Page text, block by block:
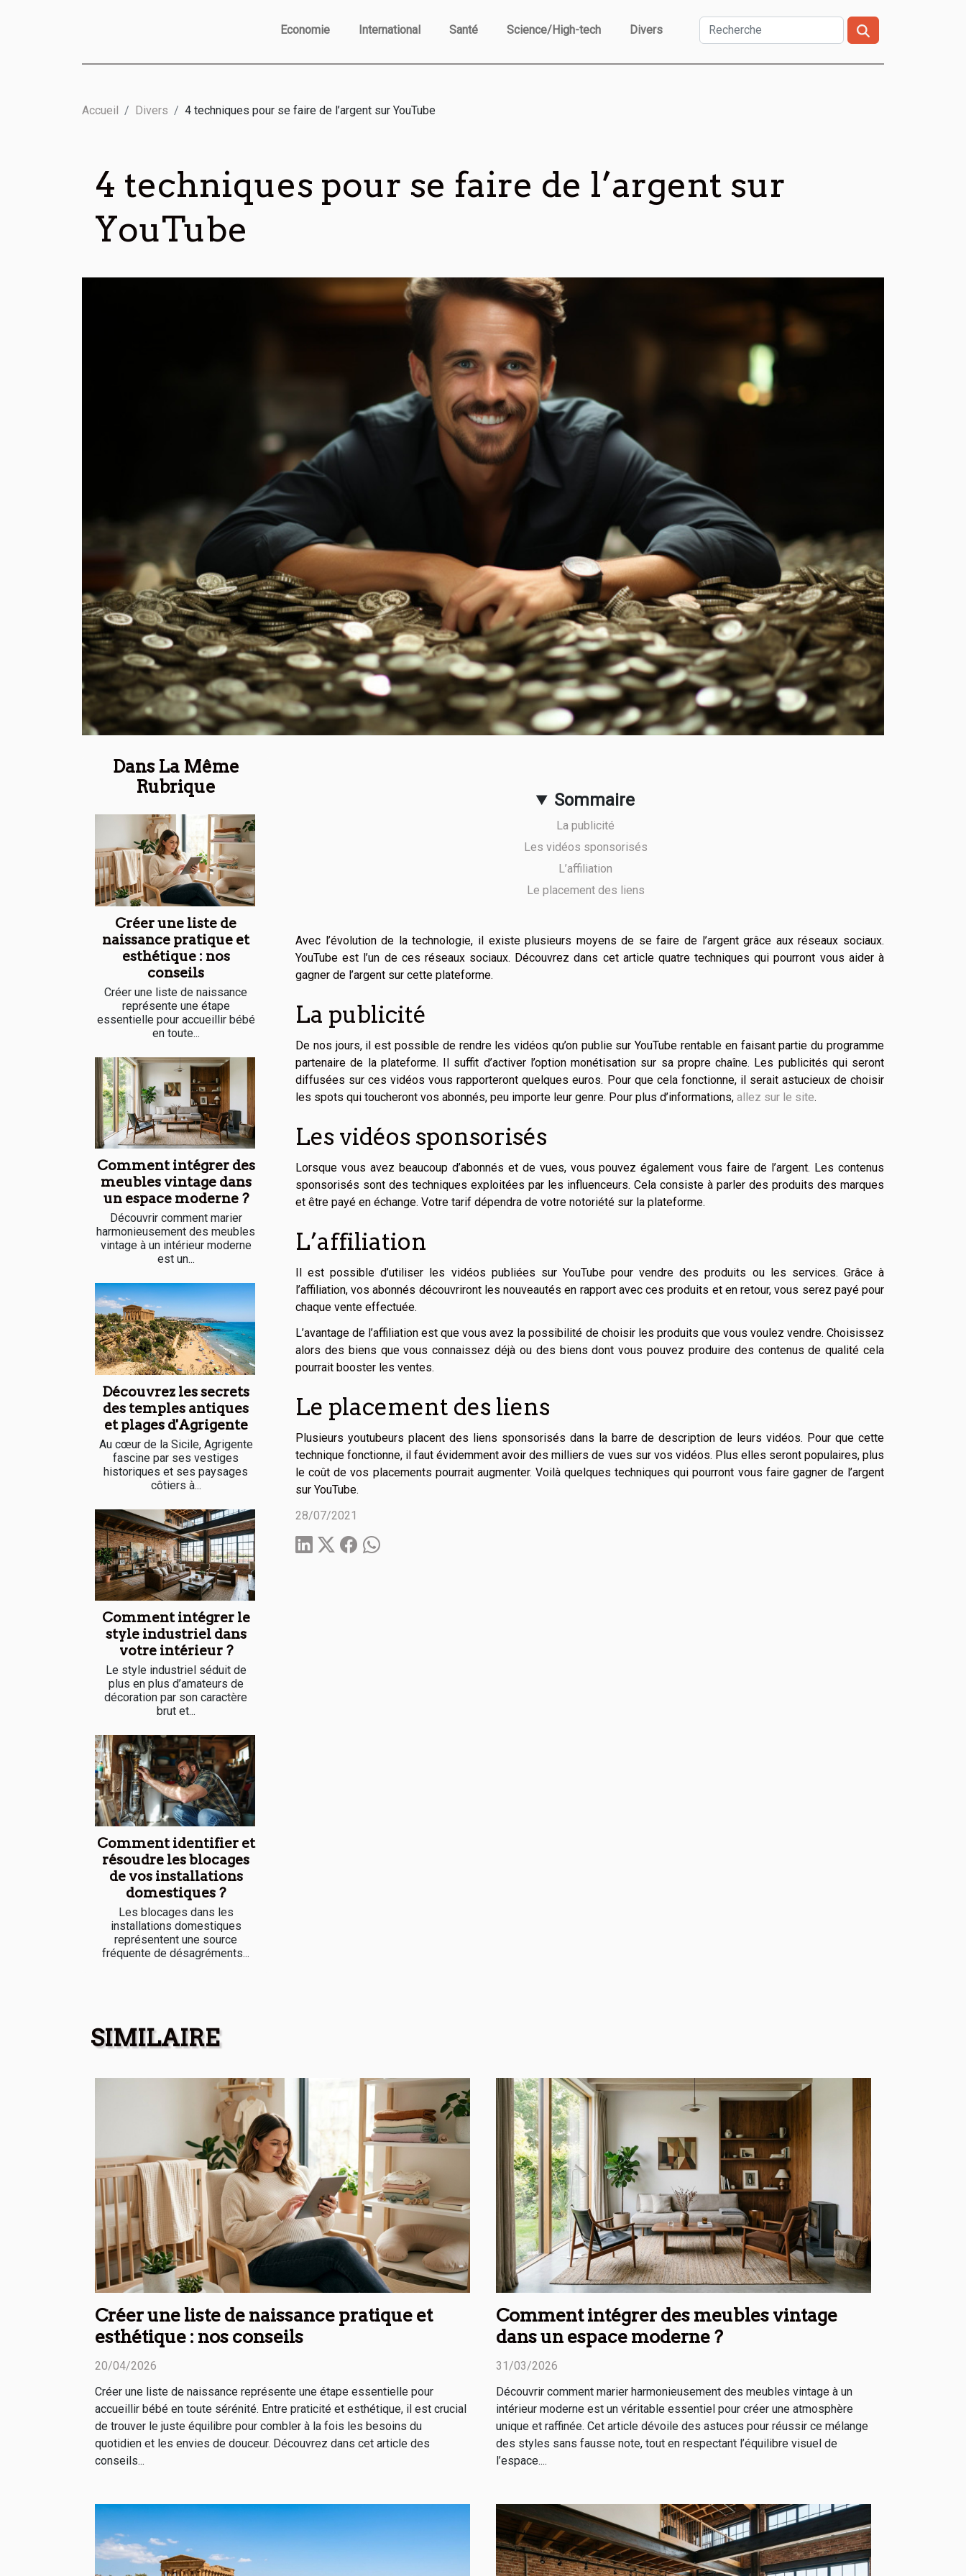
Economie International Santé Science/High-tech Divers
Accueil Divers 4 techniques pour se faire de l’argent sur YouTube
4 techniques pour se faire de l’argent sur
YouTube
Dans La Même
Rubrique
Créer une liste de
naissance pratique et
esthétique : nos
conseils
Créer une liste de naissance
représente une étape
essentielle pour accueillir bébé
en toute...
Comment intégrer des
meubles vintage dans
un espace moderne ?
Découvrir comment marier
harmonieusement des meubles
vintage à un intérieur moderne
est un...
Découvrez les secrets
des temples antiques
et plages d'Agrigente
Au cœur de la Sicile, Agrigente
fascine par ses vestiges
historiques et ses paysages
côtiers à...
Comment intégrer le
style industriel dans
votre intérieur ?
Le style industriel séduit de
plus en plus d’amateurs de
décoration par son caractère
brut et...
Comment identifier et
résoudre les blocages
de vos installations
domestiques ?
Les blocages dans les
installations domestiques
représentent une source
fréquente de désagréments...
Sommaire
La publicité
Les vidéos sponsorisés
L’affiliation
Le placement des liens
Avec l’évolution de la technologie, il existe plusieurs moyens de se faire de l’argent grâce aux réseaux sociaux.
YouTube est l’un de ces réseaux sociaux. Découvrez dans cet article quatre techniques qui pourront vous aider à
gagner de l’argent sur cette plateforme.
La publicité
De nos jours, il est possible de rendre les vidéos qu’on publie sur YouTube rentable en faisant partie du programme
partenaire de la plateforme. Il suffit d’activer l’option monétisation sur sa propre chaîne. Les publicités qui seront
diffusées sur ces vidéos vous rapporteront quelques euros. Pour que cela fonctionne, il serait astucieux de choisir
les spots qui toucheront vos abonnés, peu importe leur genre. Pour plus d’informations, allez sur le site.
Les vidéos sponsorisés
Lorsque vous avez beaucoup d’abonnés et de vues, vous pouvez également vous faire de l’argent. Les contenus
sponsorisés sont des techniques exploitées par les influenceurs. Cela consiste à parler des produits des marques
et être payé en échange. Votre tarif dépendra de votre notoriété sur la plateforme.
L’affiliation
Il est possible d’utiliser les vidéos publiées sur YouTube pour vendre des produits ou les services. Grâce à
l’affiliation, vos abonnés découvriront les nouveautés en rapport avec ces produits et en retour, vous serez payé pour
chaque vente effectuée.
L’avantage de l’affiliation est que vous avez la possibilité de choisir les produits que vous voulez vendre. Choisissez
alors des biens que vous connaissez déjà ou des biens dont vous pouvez produire des contenus de qualité cela
pourrait booster les ventes.
Le placement des liens
Plusieurs youtubeurs placent des liens sponsorisés dans la barre de description de leurs vidéos. Pour que cette
technique fonctionne, il faut évidemment avoir des milliers de vues sur vos vidéos. Plus elles seront populaires, plus
le coût de vos placements pourrait augmenter. Voilà quelques techniques qui pourront vous faire gagner de l’argent
sur YouTube.
28/07/2021
SIMILAIRE
Créer une liste de naissance pratique et
esthétique : nos conseils
20/04/2026
Créer une liste de naissance représente une étape essentielle pour
accueillir bébé en toute sérénité. Entre praticité et esthétique, il est crucial
de trouver le juste équilibre pour combler à la fois les besoins du
quotidien et les envies de douceur. Découvrez dans cet article des
conseils...
Comment intégrer des meubles vintage
dans un espace moderne ?
31/03/2026
Découvrir comment marier harmonieusement des meubles vintage à un
intérieur moderne est un véritable essentiel pour créer une atmosphère
unique et raffinée. Cet article dévoile des astuces pour réussir ce mélange
des styles sans fausse note, tout en respectant l’équilibre visuel de
l’espace....